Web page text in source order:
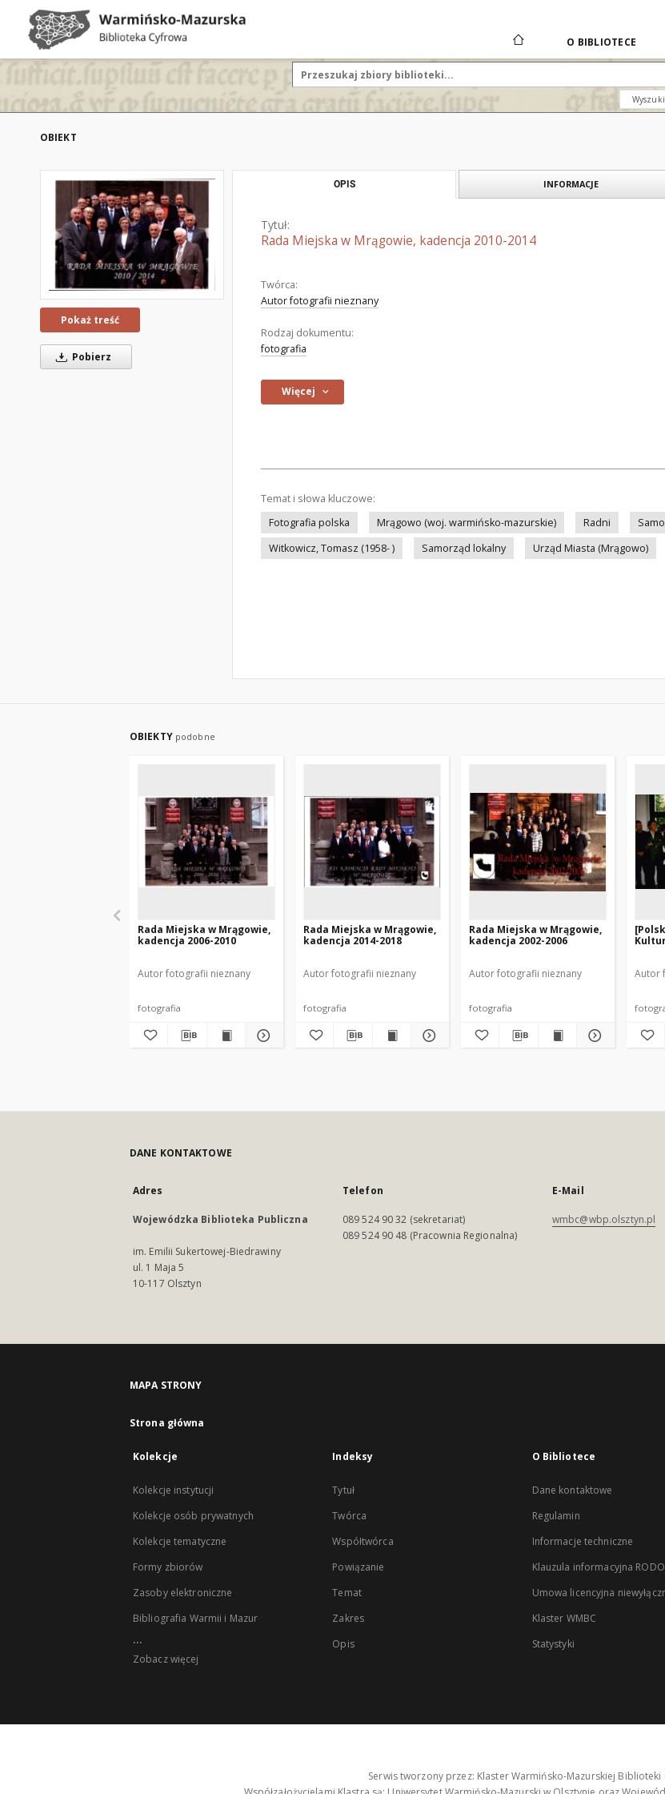
O BIBLIOTECE
OBIEKT
Pokaż treść
Pobierz
OPIS INFORMACJE
Tytuł:
Rada Miejska w Mrągowie, kadencja 2010-2014
Twórca:
Autor fotografii nieznany
Rodzaj dokumentu:
fotografia
Więcej
Temat i słowa kluczowe:
Fotografia polska
Mrągowo (woj. warmińsko-mazurskie) Radni
Witkowicz, Tomasz (1958- )
Samorząd lokalny Urząd Miasta (Mrągowo)
OBIEKTY podobne
Rada Miejska w Mrągowie,
kadencja 2006-2010
Autor fotografii nieznany
fotografia
Rada Miejska w Mrągowie,
kadencja 2014-2018
Autor fotografii nieznany
fotografia
Rada Miejska w Mrągowie,
kadencja 2002-2006
Autor fotografii nieznany
fotografia
Autor
DANE KONTAKTOWE
Adres
Wojewódzka Biblioteka Publiczna
im. Emilii Sukertowej-Biedrawiny
ul. 1 Maja 5
10-117 Olsztyn
Telefon
089 524 90 32 (sekretariat)
089 524 90 48 (Pracownia Regionalna)
E-Mail
wmbc@wbp.olsztyn.pl
MAPA STRONY
Strona główna
Kolekcje
Kolekcje instytucji
Kolekcje osób prywatnych
Kolekcje tematyczne
Formy zbiorów
Zasoby elektroniczne
Bibliografia Warmii i Mazur
...
Zobacz więcej
Indeksy
Tytuł
Twórca
Współtwórca
Powiązanie
Temat
Zakres
Opis
O Bibliotece
Dane kontaktowe
Regulamin
Informacje techniczne
Klauzula informacyjna RODO
Umowa licencyjna
Klaster WMBC
Statystyki
Serwis tworzony przez: Klaster Warmińsko-Mazurskiej Biblioteki